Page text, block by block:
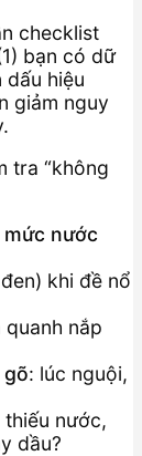
checklist
bạn có dữ
dấu hiệu
giảm nguy
tra “không
mức nước
khi đề nổ
nắp
: lúc nguội,
thiếu nước,
dầu?